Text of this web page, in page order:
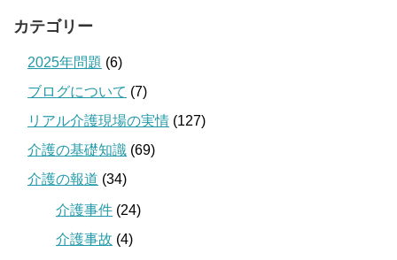
カテゴリー
2025年問題 (6)
ブログについて (7)
リアル介護現場の実情 (127)
介護の基礎知識 (69)
介護の報道 (34)
介護事件 (24)
介護事故 (4)